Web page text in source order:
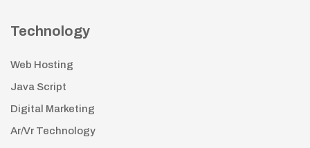
Technology
Web Hosting
Java Script
Digital Marketing
Ar/Vr Technology